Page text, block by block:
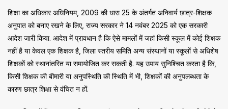
शिक्षा का अधिकार अधिनियम, 2009 की धारा 25 के अंतर्गत अनिवार्य छात्र-शिक्षक
अनुपात को बनाए रखने के लिए, राज्य सरकार ने 14 नवंबर 2025 को एक सरकारी
आदेश जारी किया. आदेश में प्रावधान है कि ऐसे मामलों में जहां किसी स्कूल में कोई शिक्षक
नहीं है या केवल एक शिक्षक है, जिला स्तरीय समिति अन्य संस्थानों या स्कूलों से अधिशेष
शिक्षकों को स्थानांतरित या समायोजित कर सकती है. यह उपाय सुनिश्चित करता है कि,
किसी शिक्षक की बीमारी या अनुपस्थिति की स्थिति में भी, शिक्षकों की अनुपलब्धता के
कारण छात्र शिक्षा से वंचित न हों.